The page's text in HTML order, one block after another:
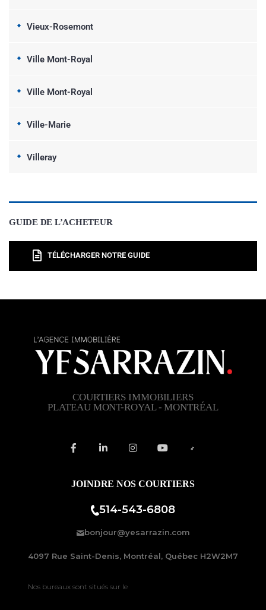
Vieux-Rosemont
Ville Mont-Royal
Ville Mont-Royal
Ville-Marie
Villeray
GUIDE DE L’ACHETEUR
TÉLÉCHARGER NOTRE GUIDE
COURTIERS IMMOBILIERS
PLATEAU MONT-ROYAL - MONTRÉAL
JOINDRE NOS COURTIERS
514-543-6808
bonjour@yesarrazin.com
4097 Rue Saint-Denis, Montréal, Québec H2W2M7
Nos bureaux sont situés sur le